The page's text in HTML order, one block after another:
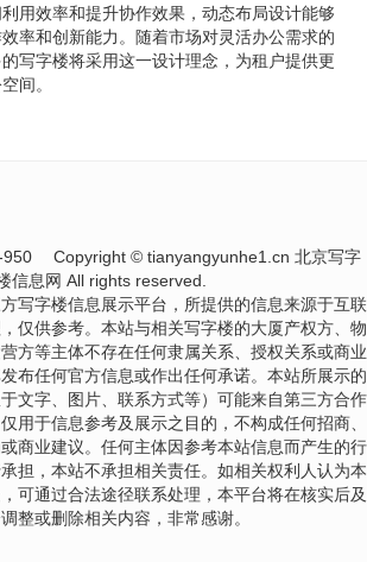
用效率和提升协作效果，动态布局设计能够
率和创新能力。随着市场对灵活办公需求的
写字楼将采用这一设计理念，为租户提供更
间。
950
Copyright © tianyangyunhe1.cn 北京写字
信息网 All rights reserved.
写字楼信息展示平台，所提供的信息来源于互联
仅供参考。本站与相关写字楼的大厦产权方、物
方等主体不存在任何隶属关系、授权关系或商业
布任何官方信息或作出任何承诺。本站所展示的
文字、图片、联系方式等）可能来自第三方合作
用于信息参考及展示之目的，不构成任何招商、
商业建议。任何主体因参考本站信息而产生的行
担，本站不承担相关责任。如相关权利人认为本
可通过合法途径联系处理，本平台将在核实后及
整或删除相关内容，非常感谢。